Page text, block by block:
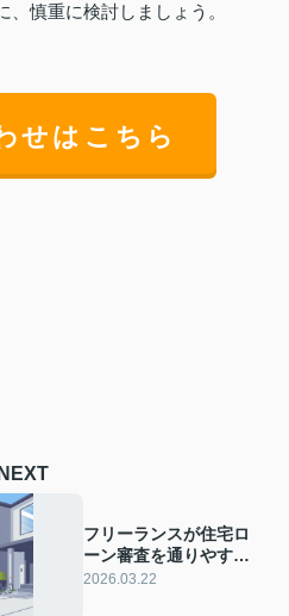
慎重に検討しましょう。
せはこちら
NEXT
フリーランスが住宅ロ
ーン審査を通りやすく
するには？黒字確定申
2026.03.22